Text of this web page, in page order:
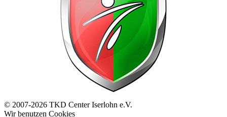
© 2007-2026 TKD Center Iserlohn e.V.
Wir benutzen Cookies